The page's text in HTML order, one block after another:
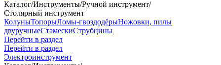
Каталог/Инструменты/Ручной инструмент/
Столярный инструмент
КолуныТопорыЛомы-гвоздодёрыНожовки, пилы
двуручныеСтамескиСтрубцины
Перейти в раздел
Перейти в раздел
Электроинструмент